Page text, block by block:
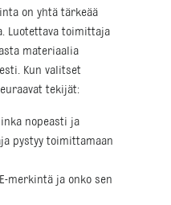
on yhtä tärkeää
Luotettava toimittaja
materiaalia
Kun valitset
tekijät:
nopeasti ja
pystyy toimittamaan
merkintä ja onko sen